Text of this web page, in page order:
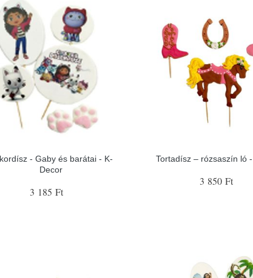
- Gaby és barátai - K-
Decor
3 185 Ft
Tortadísz – rózsaszín ló
3 850 Ft